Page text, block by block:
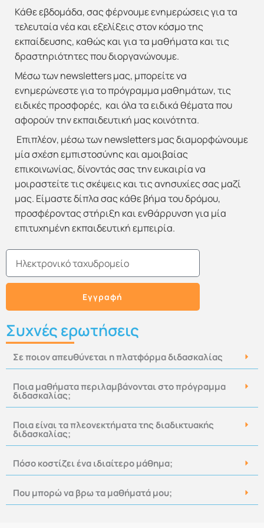
Κάθε εβδομάδα, σας φέρνουμε ενημερώσεις για τα
τελευταία νέα και εξελίξεις στον κόσμο της
εκπαίδευσης, καθώς και για τα μαθήματα και τις
δραστηριότητες που διοργανώνουμε.
Μέσω των newsletters μας, μπορείτε να
ενημερώνεστε για το πρόγραμμα μαθημάτων, τις
ειδικές προσφορές, και όλα τα ειδικά θέματα που
αφορούν την εκπαιδευτική μας κοινότητα.
Επιπλέον, μέσω των newsletters μας διαμορφώνουμε
μία σχέση εμπιστοσύνης και αμοιβαίας
επικοινωνίας, δίνοντάς σας την ευκαιρία να
μοιραστείτε τις σκέψεις και τις ανησυχίες σας μαζί
μας. Είμαστε δίπλα σας κάθε βήμα του δρόμου,
προσφέροντας στήριξη και ενθάρρυνση για μία
επιτυχημένη εκπαιδευτική εμπειρία.
Email
Εγγραφή
Συχνές ερωτήσεις
Σε ποιον απευθύνεται η πλατφόρμα διδασκαλίας
Ποια μαθήματα περιλαμβάνονται στο πρόγραμμα
διδασκαλίας;
Ποια είναι τα πλεονεκτήματα της διαδικτυακής
διδασκαλίας;
Πόσο κοστίζει ένα ιδιαίτερο μάθημα;
Που μπορώ να βρω τα μαθήματά μου;